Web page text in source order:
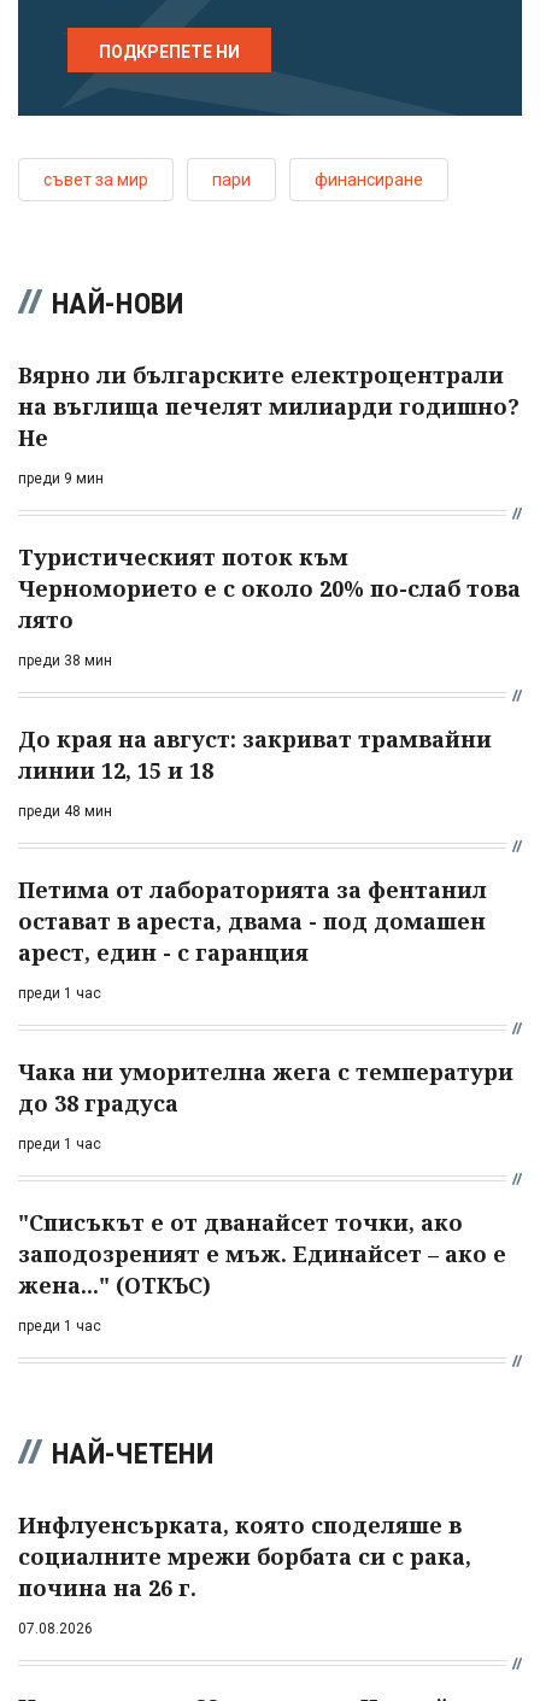
ПОДКРЕПЕТЕ НИ
съвет за мир пари финансиране
НАЙ-НОВИ
Вярно ли българските електроцентрали
на въглища печелят милиарди годишно?
Не
преди 9 мин
Туристическият поток към
Черноморието е с около 20% по-слаб това
лято
преди 38 мин
До края на август: закриват трамвайни
линии 12, 15 и 18
преди 48 мин
Петима от лабораторията за фентанил
остават в ареста, двама - под домашен
арест, един - с гаранция
преди 1 час
Чака ни уморителна жега с температури
до 38 градуса
преди 1 час
"Списъкът е от дванайсет точки, ако
заподозреният е мъж. Единайсет – ако е
жена..." (ОТКЪС)
преди 1 час
НАЙ-ЧЕТЕНИ
Инфлуенсърката, която споделяше в
социалните мрежи борбата си с рака,
почина на 26 г.
07.08.2026